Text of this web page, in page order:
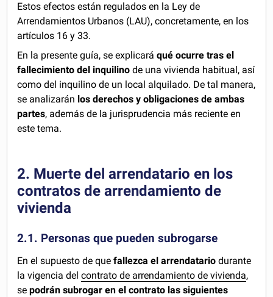
Estos efectos están regulados en la Ley de
Arrendamientos Urbanos (LAU), concretamente, en los
artículos 16 y 33.
En la presente guía, se explicaráqué ocurre tras el
fallecimiento del inquilino de una vivienda habitual, así
como del inquilino de un local alquilado. De tal manera,
se analizarán los derechos y obligaciones de ambas
partes, además de la jurisprudencia más reciente en
este tema.
2. Muerte del arrendatario en los
contratos de arrendamiento de
vivienda
2.1. Personas que pueden subrogarse
En el supuesto de quefallezca el arrendatario durante
la vigencia delcontrato de arrendamiento de vivienda,
sepodrán subrogar en el contrato las siguientes